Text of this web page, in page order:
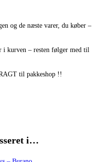
og de næste varer, du køber –
i kurven – resten følger med til
til pakkeshop !!
i…